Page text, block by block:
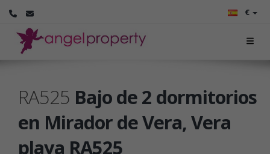
€
RA525 Bajo de 2 dormitorios
en Mirador de Vera, Vera
playa RA525